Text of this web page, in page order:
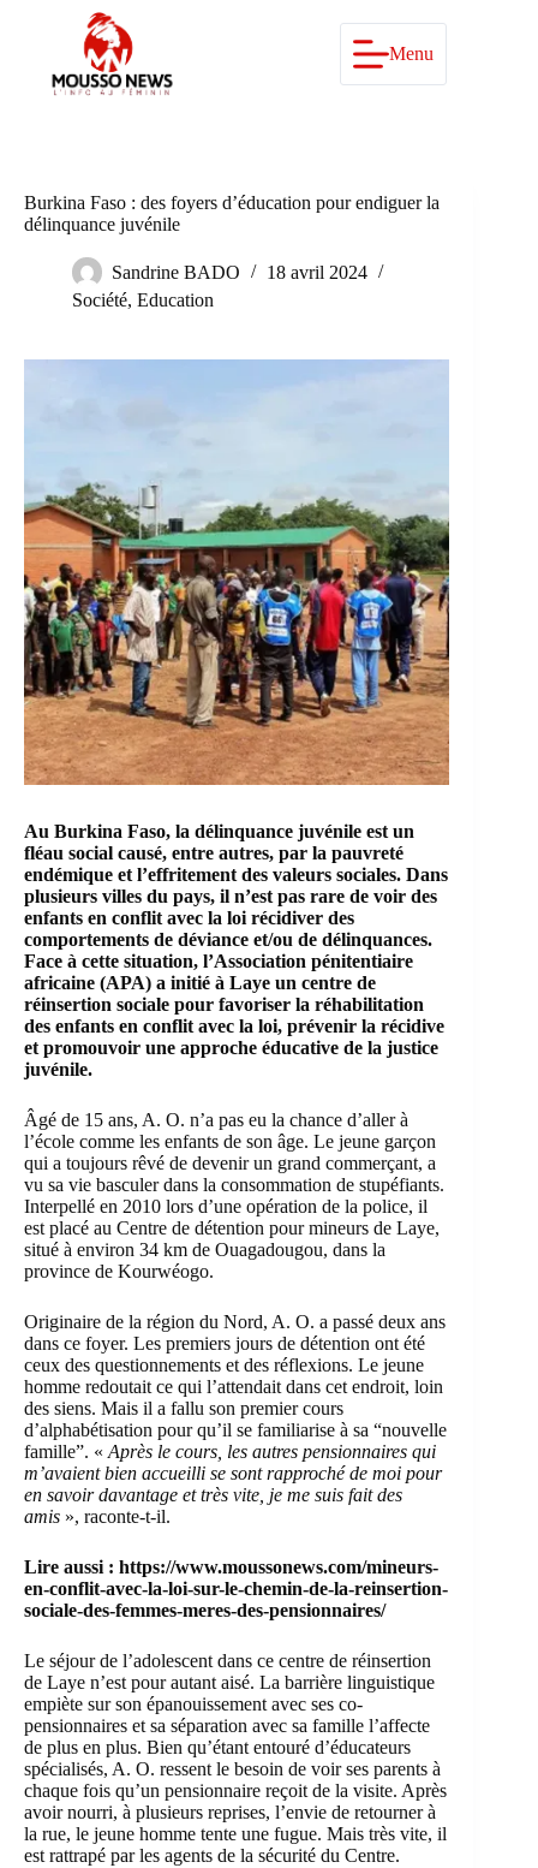
Menu
Burkina Faso : des foyers d’éducation pour endiguer la
délinquance juvénile
Sandrine BADO
18 avril 2024
Société, Education
Au Burkina Faso, la délinquance juvénile est un
fléau social causé, entre autres, par la pauvreté
endémique et l’effritement des valeurs sociales. Dans
plusieurs villes du pays, il n’est pas rare de voir des
enfants en conflit avec la loi récidiver des
comportements de déviance et/ou de délinquances.
Face à cette situation, l’Association pénitentiaire
africaine (APA) a initié à Laye un centre de
réinsertion sociale pour favoriser la réhabilitation
des enfants en conflit avec la loi, prévenir la récidive
et promouvoir une approche éducative de la justice
juvénile.
Âgé de 15 ans, A. O. n’a pas eu la chance d’aller à
l’école comme les enfants de son âge. Le jeune garçon
qui a toujours rêvé de devenir un grand commerçant, a
vu sa vie basculer dans la consommation de stupéfiants.
Interpellé en 2010 lors d’une opération de la police, il
est placé au Centre de détention pour mineurs de Laye,
situé à environ 34 km de Ouagadougou, dans la
province de Kourwéogo.
Originaire de la région du Nord, A. O. a passé deux ans
dans ce foyer. Les premiers jours de détention ont été
ceux des questionnements et des réflexions. Le jeune
homme redoutait ce qui l’attendait dans cet endroit, loin
des siens. Mais il a fallu son premier cours
d’alphabétisation pour qu’il se familiarise à sa “nouvelle
famille”. « Après le cours, les autres pensionnaires qui
m’avaient bien accueilli se sont rapproché de moi pour
en savoir davantage et très vite, je me suis fait des
amis », raconte-t-il.
Lire aussi : https://www.moussonews.com/mineurs-
en-conflit-avec-la-loi-sur-le-chemin-de-la-reinsertion-
sociale-des-femmes-meres-des-pensionnaires/
Le séjour de l’adolescent dans ce centre de réinsertion
de Laye n’est pour autant aisé. La barrière linguistique
empiète sur son épanouissement avec ses co-
pensionnaires et sa séparation avec sa famille l’affecte
de plus en plus. Bien qu’étant entouré d’éducateurs
spécialisés, A. O. ressent le besoin de voir ses parents à
chaque fois qu’un pensionnaire reçoit de la visite. Après
avoir nourri, à plusieurs reprises, l’envie de retourner à
la rue, le jeune homme tente une fugue. Mais très vite, il
est rattrapé par les agents de la sécurité du Centre.